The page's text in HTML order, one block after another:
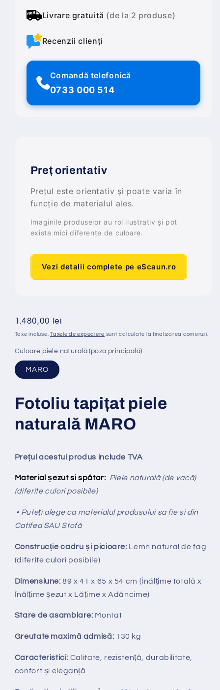
Livrare gratuită (de la 2 produse)
Recenzii clienți
Comandă telefonică
0733 000 514
Preț orientativ
Prețul este orientativ și poate varia în
funcție de materialul ales.
Imaginile produselor au rol ilustrativ și pot
exista mici diferențe de culoare.
Vezi detalii complete pe eScaun.ro
Preț
obișnuit
1.480,00 lei
Taxe incluse.Taxele de expediere sunt calculate la finalizarea comenzii.
Culoare piele naturală (poza principală)
MARO
Fotoliu tapițat piele
naturală MARO
Prețul acestui produs include TVA
Material șezut si spătar: Piele naturală (de vacă)
(diferite culori posibile)
• Puteți alege ca materialul produsului sa fie si din
Catifea SAU Stofă
Construcție cadru și picioare: Lemn natural de fag
(diferite culori posibile)
Dimensiune: 89 x 41 x 65 x 54 cm (Înălțime totală x
Înălțimeșezut x Lățime x Adâncime)
Stare de asamblare: Montat
Greutate maximă admisă: 130 kg
Caracteristici: Calitate, rezistență, durabilitate,
confort și eleganță